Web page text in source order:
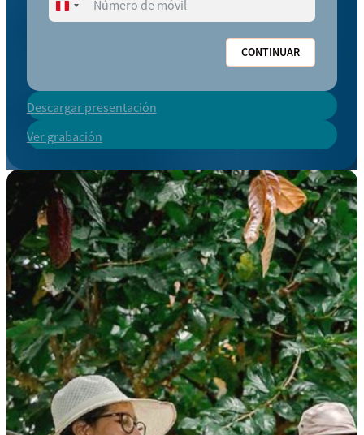
Perú
+51
CONTINUAR
Descargar presentación
Ver grabación